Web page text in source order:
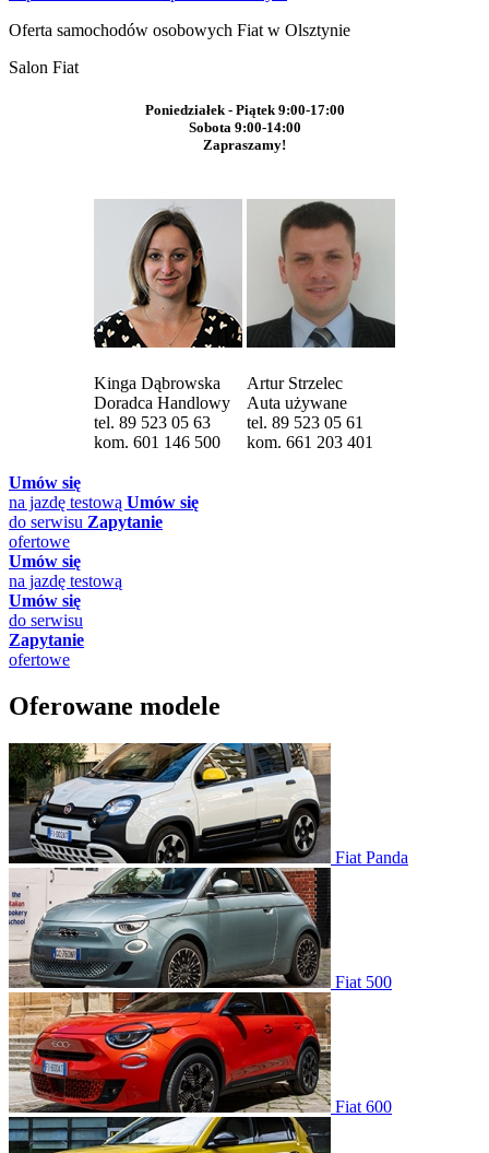
Oferta samochodów osobowych Fiat w Olsztynie
Salon Fiat
Poniedziałek - Piątek 9:00-17:00
Sobota 9:00-14:00
Zapraszamy!
Kinga Dąbrowska
Doradca Handlowy
tel. 89 523 05 63
kom. 601 146 500
Artur Strzelec
Auta używane
tel. 89 523 05 61
kom. 661 203 401
Umów się
na jazdę testową Umów się
do serwisu Zapytanie
ofertowe
Umów się
na jazdę testową
Umów się
do serwisu
Zapytanie
ofertowe
Oferowane modele
Fiat Panda
Fiat 500
Fiat 600